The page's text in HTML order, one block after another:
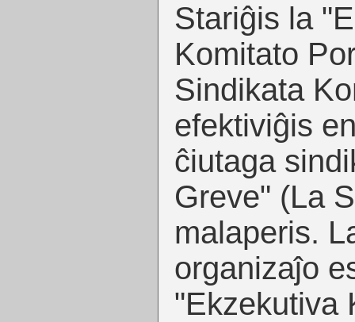
Stariĝis la
Komitato
Sindikata
efektiviĝis
ĉiutaga
Greve" (La
malaperis.
organizaĵo
"Ekzekutiva